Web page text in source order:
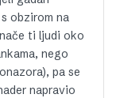
obzirom na
ti ljudi oko
nego
pa se
napravio